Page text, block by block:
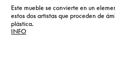
Este mueble se convierte en un
estos dos artistas que proceden de
plástica.
INFO